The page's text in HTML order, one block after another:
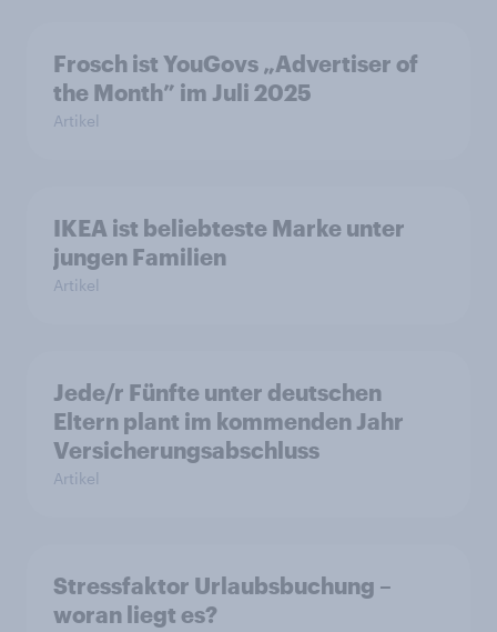
Frosch ist YouGovs „Advertiser of
the Month” im Juli 2025
Artikel
IKEA ist beliebteste Marke unter
jungen Familien
Artikel
Jede/r Fünfte unter deutschen
Eltern plant im kommenden Jahr
Versicherungsabschluss
Artikel
Stressfaktor Urlaubsbuchung –
woran liegt es?